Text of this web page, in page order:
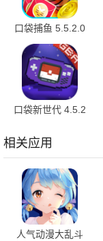
口袋捕鱼 5.5.2.0
最新版
口袋新世代 4.5.2
相关应用
人气动漫大乱斗